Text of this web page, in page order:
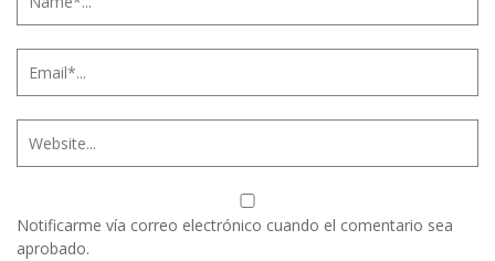
Notificarme vía correo electrónico cuando el comentario sea
aprobado.